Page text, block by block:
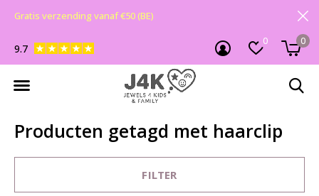
0 0
9.7
Gratis verzending vanaf €50 (BE)
Producten getagd met haarclip
FILTER